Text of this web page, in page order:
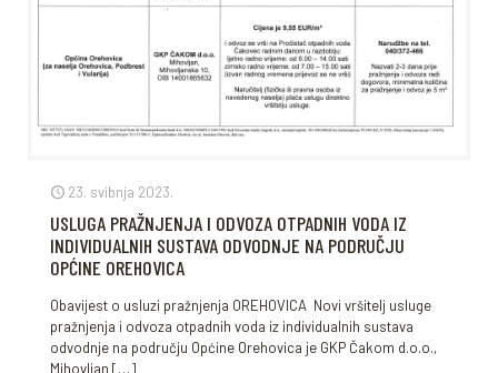
23. svibnja 2023.
USLUGA PRAŽNJENJA I ODVOZA OTPADNIH VODA IZ
INDIVIDUALNIH SUSTAVA ODVODNJE NA PODRUČJU
OPĆINE OREHOVICA
Obavijest o usluzi pražnjenja OREHOVICA Novi vršitelj usluge
pražnjenja i odvoza otpadnih voda iz individualnih sustava
odvodnje na području Općine Orehovica je GKP Čakom d.o.o.,
Mihovljan […]